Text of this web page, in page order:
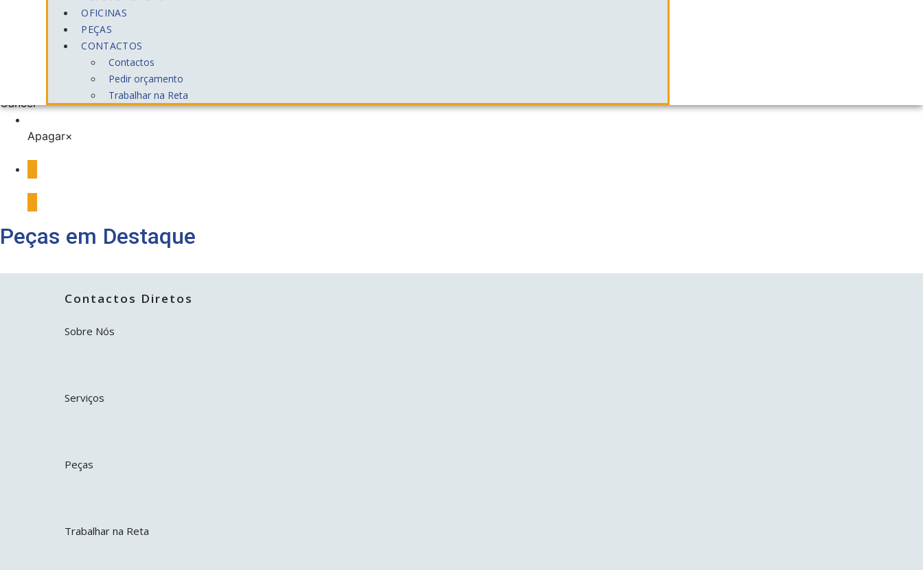
OFICINAS
PEÇAS
CONTACTOS
Contactos
Pedir orçamento
Trabalhar na Reta
Cancel
Apagar×
Peças em Destaque
Contactos Diretos
Sobre Nós
Serviços
Peças
Trabalhar na Reta